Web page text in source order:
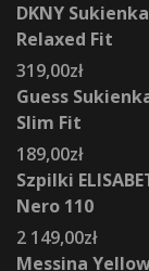
DKNY
Relaxed Fit
319,00zł
Guess
Slim Fit
189,00zł
Szpilki
Nero 110
2 149,00zł
Messina